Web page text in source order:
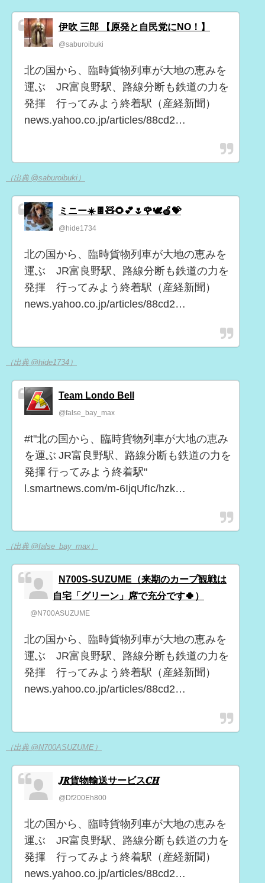
伊吹 三郎 【原発と自民党にNO！】
@saburoibuki
北の国から、臨時貨物列車が大地の恵みを
運ぶ JR富良野駅、路線分断も鉄道の力を
発揮 行ってみよう終着駅（産経新聞）
news.yahoo.co.jp/articles/88cd2…
（出典 @saburoibuki）
ミニー☀️🍫🧸🌻💕🌷🌹🕊️🍎💝
@hide1734
北の国から、臨時貨物列車が大地の恵みを
運ぶ JR富良野駅、路線分断も鉄道の力を
発揮 行ってみよう終着駅（産経新聞）
news.yahoo.co.jp/articles/88cd2…
（出典 @hide1734）
Team Londo Bell
@false_bay_max
#t"北の国から、臨時貨物列車が大地の恵み
を運ぶ JR富良野駅、路線分断も鉄道の力を
発揮 行ってみよう終着駅"
l.smartnews.com/m-6IjqUfIc/hzk…
（出典 @false_bay_max）
N700S-SUZUME（来期のカープ観戦は
自宅「グリーン」席で充分です🍀）
@N700ASUZUME
北の国から、臨時貨物列車が大地の恵みを
運ぶ JR富良野駅、路線分断も鉄道の力を
発揮 行ってみよう終着駅（産経新聞）
news.yahoo.co.jp/articles/88cd2…
（出典 @N700ASUZUME）
𝑱𝑹貨物輸送サービス𝑪𝑯
@Df200Eh800
北の国から、臨時貨物列車が大地の恵みを
運ぶ JR富良野駅、路線分断も鉄道の力を
発揮 行ってみよう終着駅（産経新聞）
news.yahoo.co.jp/articles/88cd2…